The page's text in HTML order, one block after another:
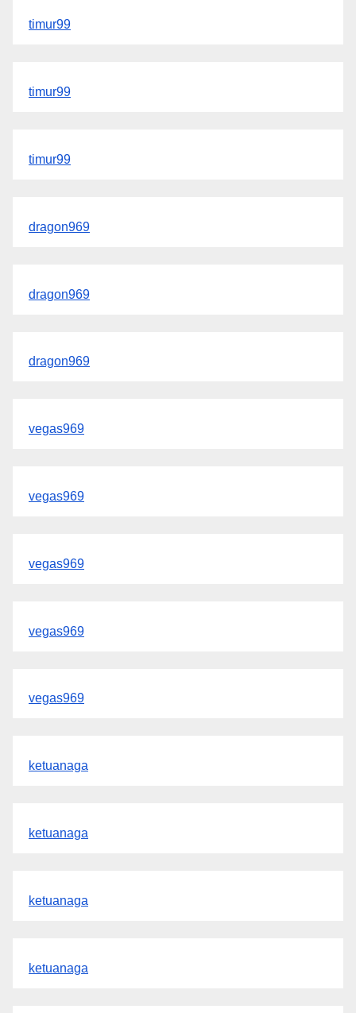
timur99
timur99
timur99
dragon969
dragon969
dragon969
vegas969
vegas969
vegas969
vegas969
vegas969
ketuanaga
ketuanaga
ketuanaga
ketuanaga